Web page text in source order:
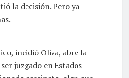
la decisión. Pero ya
incidió Oliva, abre la
juzgado en Estados